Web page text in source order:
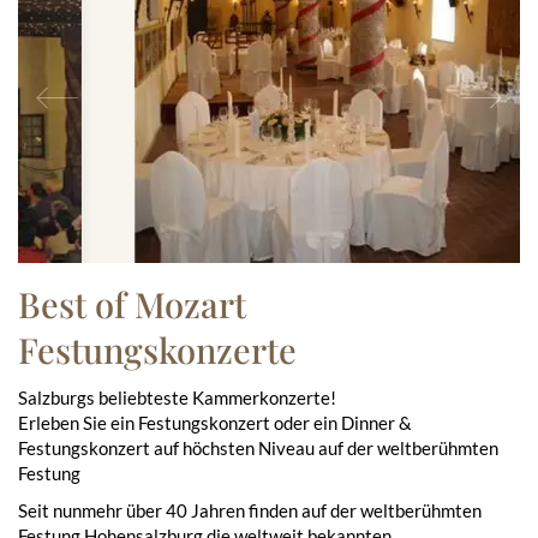
Previous
Best of Mozart
Festungskonzerte
Salzburgs beliebteste Kammerkonzerte!
Erleben Sie ein Festungskonzert oder ein Din­ner &
Festungskonz­ert auf höch­sten Niveau auf der welt­berühmten
Festung
Seit nunmehr über 40 Jahren finden auf der weltberühmten